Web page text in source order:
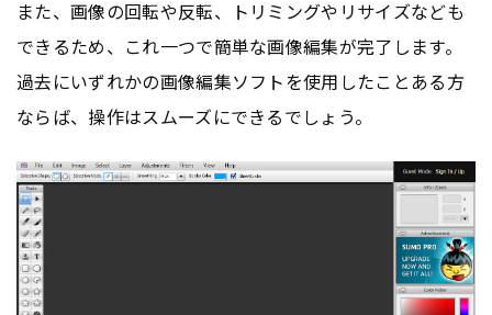
また、画像の回転や反転、トリミングやリサイズなども
できるため、これ一つで簡単な画像編集が完了します。
過去にいずれかの画像編集ソフトを使用したことある方
ならば、操作はスムーズにできるでしょう。